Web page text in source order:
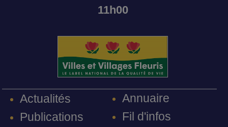
11h00
Actualités
Publications
Annuaire
Fil d'infos